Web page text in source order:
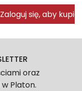
Zaloguj się, aby kupić
oraz
Platon.